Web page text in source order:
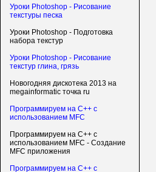
Уроки Photoshop - Рисование
текстуры песка
Уроки Photoshop - Подготовка
набора текстур
Уроки Photoshop - Рисование
текстур глина, грязь
Новогодняя дискотека 2013 на
megainformatic точка ru
Программируем на C++ с
использованием MFC
Программируем на C++ с
использованием MFC - Создание
MFC приложения
Программируем на C++ с